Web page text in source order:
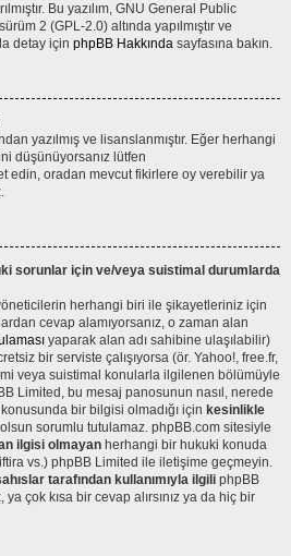
Bu yazılım, GNU General Public
2 (GPL-2.0) altında yapılmıştır ve
detay için phpBB Hakkında sayfasına bakın.
yazılmış ve lisanslanmıştır. Eğer herhangi
düşünüyorsanız lütfen
edin, oradan mevcut fikirlere oy verebilir ya
sorunlar için ve/veya suistimal durumlarda
herhangi biri ile şikayetleriniz için
cevap alamıyorsanız, o zaman alan
yaparak alan adı sahibine ulaşılabilir)
bir serviste çalışıyorsa (ör. Yahoo!, free.fr,
veya suistimal konularla ilgilenen bölümüyle
Limited, bu mesaj panosunun nasıl, nerede
bir bilgisi olmadığı için kesinlikle
sorumlu tutulamaz. phpBB.com sitesiyle
ilgisi olmayan herhangi bir hukuki konuda
vs.) phpBB Limited ile iletişime geçmeyin.
tarafından kullanımıyla ilgili phpBB
çok kısa bir cevap alırsınız ya da hiç bir